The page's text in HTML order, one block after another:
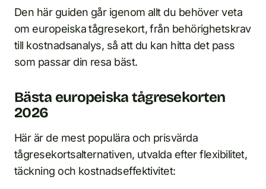
Den här guiden går igenom allt du behöver veta
om europeiska tågresekort, från behörighetskrav
till kostnadsanalys, så att du kan hitta det pass
som passar din resa bäst.
Bästa europeiska tågresekorten
2026
Här är de mest populära och prisvärda
tågresekortsalternativen, utvalda efter flexibilitet,
täckning och kostnadseffektivitet: